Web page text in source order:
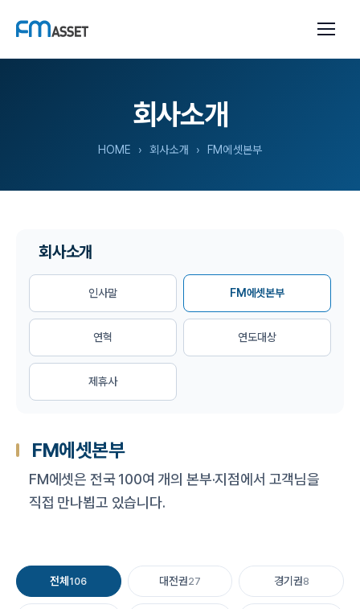
회사소개
HOME › 회사소개 › FM에셋본부
회사소개
인사말 FM에셋본부
연혁 연도대상
제휴사
FM에셋본부
FM에셋은 전국 100여 개의 본부·지점에서 고객님을
직접 만나뵙고 있습니다.
전체 106 대전권27 경기권8